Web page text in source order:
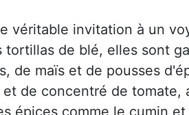
véritable invitation à un
de blé, elles sont
de maïs et de pousses
de concentré de tomate,
épices comme le cumin